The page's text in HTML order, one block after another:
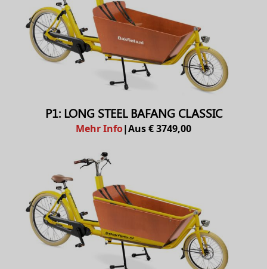
P1: LONG STEEL BAFANG CLASSIC
Mehr Info|Aus € 3749,00